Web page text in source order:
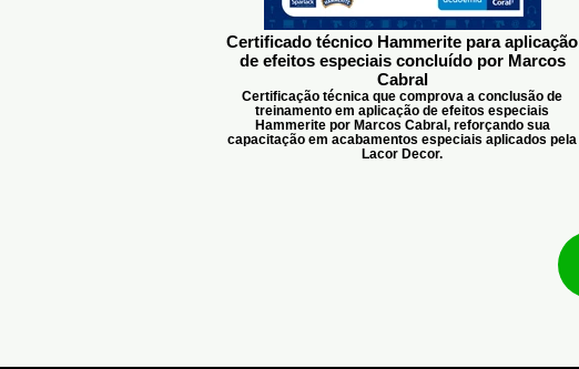
Certificado técnico Hammerite para aplicação
de efeitos especiais concluído por Marcos
Cabral
Certificação técnica que comprova a conclusão de
treinamento em aplicação de efeitos especiais
Hammerite por Marcos Cabral, reforçando sua
capacitação em acabamentos especiais aplicados pela
Lacor Decor.